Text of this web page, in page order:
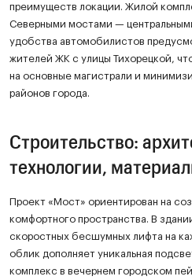
преимуществ локации. Жилой
Северными мостами —
удобства автомобилистов
жителей ЖК с улицы Тихорецкой,
на основные магистрали и
районов города.
Строительство:
технологии,
Проект «Мост» ориентирован на
комфортного пространства. В
скоростных бесшумных лифта на
облик дополняет уникальная
комплекс в вечернем городском